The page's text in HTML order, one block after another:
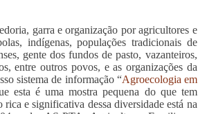
garra e organização por agricultores e
indígenas, populações tradicionais de
gente dos fundos de pasto, vazanteiros,
entre outros povos, e as organizações da
sistema de informação “Agroecologia em
esta é uma mostra pequena do que tem
e significativa dessa diversidade está na